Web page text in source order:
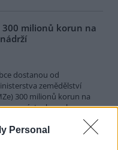
Personal
300 milionů korun na
dostanou od
zemědělství
300 milionů korun na
výstavbu nebo
malých vodních
od 7. září do 7. října.